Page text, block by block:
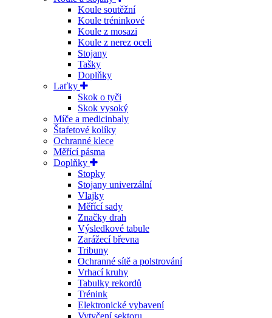
Koule soutěžní
Koule tréninkové
Koule z mosazi
Koule z nerez oceli
Stojany
Tašky
Doplňky
Laťky
Skok o tyči
Skok vysoký
Míče a medicinbaly
Štafetové kolíky
Ochranné klece
Měřící pásma
Doplňky
Stopky
Stojany univerzální
Vlajky
Měřící sady
Značky drah
Výsledkové tabule
Zarážecí břevna
Tribuny
Ochranné sítě a polstrování
Vrhací kruhy
Tabulky rekordů
Trénink
Elektronické vybavení
Vytyčení sektoru